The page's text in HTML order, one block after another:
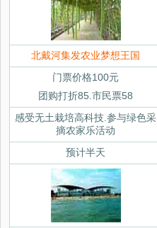
北戴河集发农业梦想王国
门票价格100元
团购打折85.市民票58
感受无土栽培高科技.参与绿色采
摘农家乐活动
预计半天